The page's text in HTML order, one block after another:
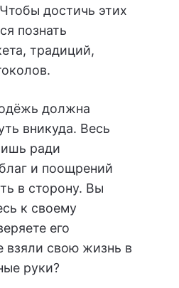
достичь этих
познать
традиций,
должна
вникуда. Весь
ради
и поощрений
в сторону. Вы
к своему
его
взяли свою жизнь в
руки?